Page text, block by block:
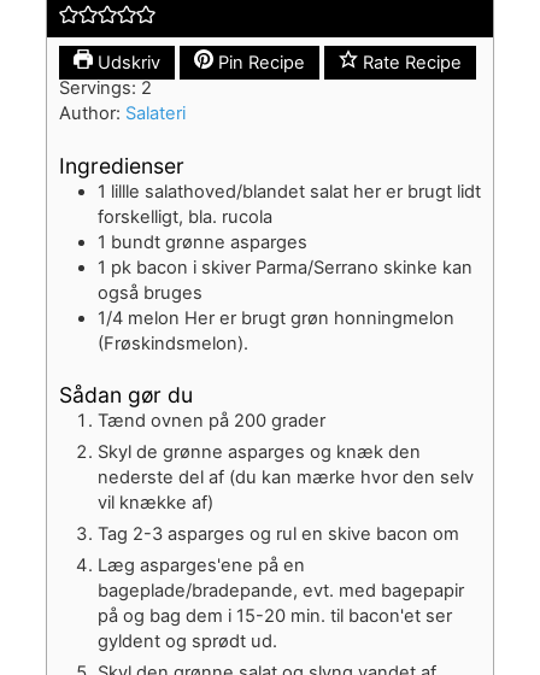
Udskriv Pin Recipe
Rate Recipe
Servings: 2
Author: Salateri
Ingredienser
1 lillle salathoved/blandet salat her er brugt lidt
forskelligt, bla. rucola
1 bundt grønne asparges
1 pk bacon i skiver Parma/Serrano skinke kan
også bruges
1/4 melon Her er brugt grøn honningmelon
(Frøskindsmelon).
Sådan gør du
Tænd ovnen på 200 grader
Skyl de grønne asparges og knæk den
nederste del af (du kan mærke hvor den selv
vil knække af)
Tag 2-3 asparges og rul en skive bacon om
Læg asparges'ene på en
bageplade/bradepande, evt. med bagepapir
på og bag dem i 15-20 min. til bacon'et ser
gyldent og sprødt ud.